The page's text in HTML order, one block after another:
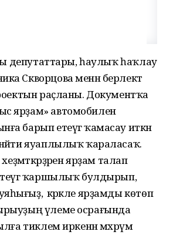
депутаттары, һаулыҡ һаҡлау
Скворцова менән берлектә
раҫланы. Документҡа
ярҙам» автомобиленә
барып етеүгә ҡамасау иткән
яуаплылыҡ ҡараласаҡ.
ярҙам талап
ҡаршылыҡ булдырып,
ә кәрәкле ярҙамды көтөп
үлеме осрағында
тиклем иркенән мәхрүм